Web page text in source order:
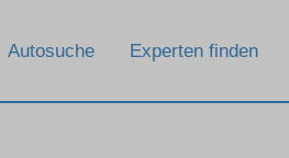
Autosuche Experten finden